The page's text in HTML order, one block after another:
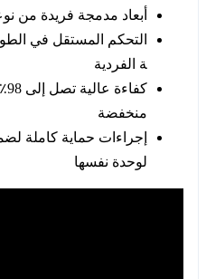
أبعاد مدمجة فريدة من
التحكم المستقل في
ة الفردية
منخفضة
إجراءات حماية كاملة
لوحدة نفسها